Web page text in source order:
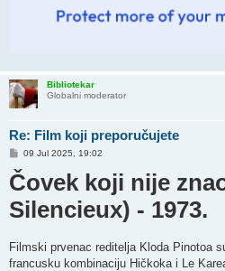
Bibliotekar
Globalni moderator
Re: Film koji preporučujete
P
s
t
09 Jul 2025, 19:02
Čovek koji nije
Silencieux) - 1973.
Filmski prvenac reditelja Kloda Pinotoa
francusku kombinaciju Hičkoka i Le